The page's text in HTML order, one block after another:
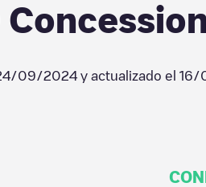
09/2024 y actualizado el 16/